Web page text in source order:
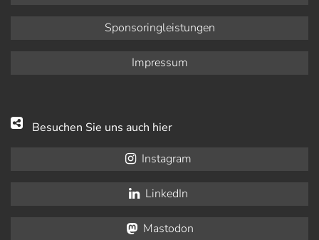
Sponsoringleistungen
Impressum
Besuchen Sie uns auch hier
Instagram
LinkedIn
Mastodon